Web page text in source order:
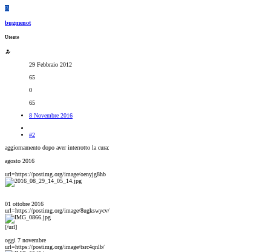
B
bugmenot
Utente
29 Febbraio 2012
65
0
65
8 Novembre 2016
#2
aggiornamento dopo aver interrotto la cura:
agosto 2016
url=https://postimg.org/image/oenyjg8hb
01 ottobre 2016
url=https://postimg.org/image/8ugkswycv/
[/url]
oggi 7 novembre
url=https://postimg.org/image/tsrc4qnlb/